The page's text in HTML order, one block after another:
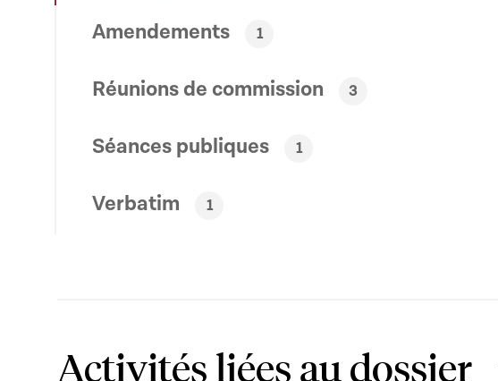
Amendements 1
Réunions de commission 3
Séances publiques 1
Verbatim 1
Activités liées au dossier